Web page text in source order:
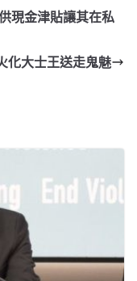
現金津貼讓其在私
化大士王送走鬼魅